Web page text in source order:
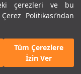
çerezleri ve bu
Politikası’ndan
Tüm Çerezlere
İzin Ver
Teşhis &
Online İşlemler